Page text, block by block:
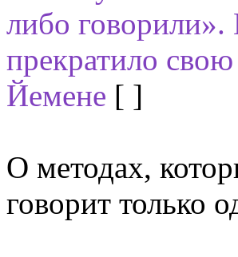
либо
прекратило
Йемене [ ]
О методах,
говорит только